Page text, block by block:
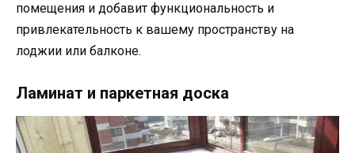
помещения и добавит функциональность и
привлекательность к вашему пространству на
лоджии или балконе.
Ламинат и паркетная доска